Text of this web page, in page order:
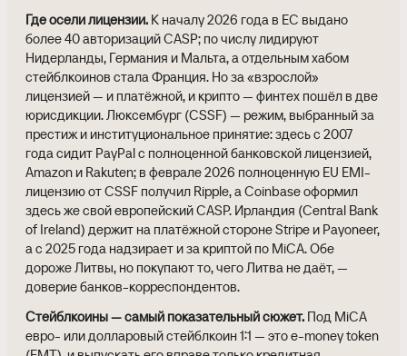
Где осели лицензии. К началу 2026 года в ЕС выдано
более 40 авторизаций CASP; по числу лидируют
Нидерланды, Германия и Мальта, а отдельным хабом
стейблкоинов стала Франция. Но за «взрослой»
лицензией — и платёжной, и крипто — финтех пошёл в две
юрисдикции. Люксембург (CSSF) — режим, выбранный за
престиж и институциональное принятие: здесь с 2007
года сидит PayPal с полноценной банковской лицензией,
Amazon и Rakuten; в феврале 2026 полноценную EU EMI-
лицензию от CSSF получил Ripple, а Coinbase оформил
здесь же свой европейский CASP. Ирландия (Central Bank
of Ireland) держит на платёжной стороне Stripe и Payoneer,
а с 2025 года надзирает и за криптой по MiCA. Обе
дороже Литвы, но покупают то, чего Литва не даёт, —
доверие банков-корреспондентов.
Стейблкоины — самый показательный сюжет. Под MiCA
евро- или долларовый стейблкоин 1:1 — это e-money token